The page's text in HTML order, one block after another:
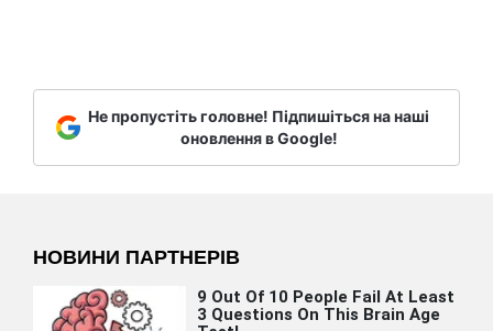
Не пропустіть головне! Підпишіться на наші
оновлення в Google!